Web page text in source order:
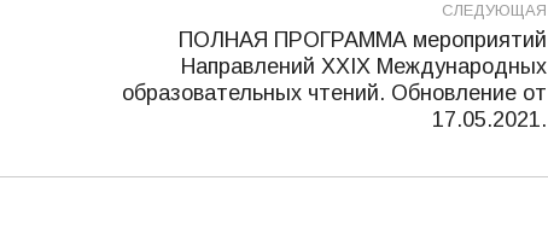
СЛЕДУЮЩАЯ
Следующая
запись:
ПОЛНАЯ ПРОГРАММА мероприятий
Направлений XXIХ Международных
образовательных чтений. Обновление от
17.05.2021.